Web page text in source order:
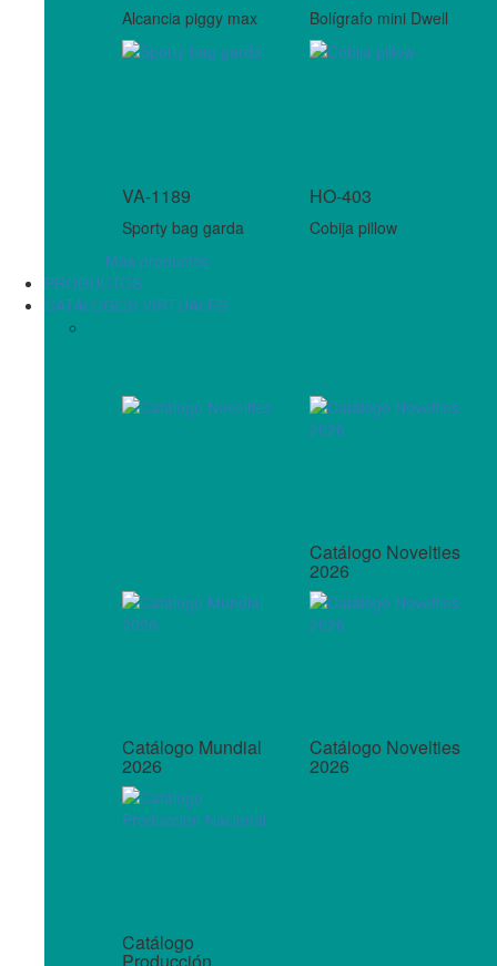
Alcancia piggy max Bolígrafo mini Dwell
VA-1189
Sporty bag garda
HO-403
Cobija pillow
Más productos
PRODUCTOS
CATÁLOGOS VIRTUALES
Catálogo Novelties
2026
Catálogo Mundial
2026
Catálogo Novelties
2026
Catálogo